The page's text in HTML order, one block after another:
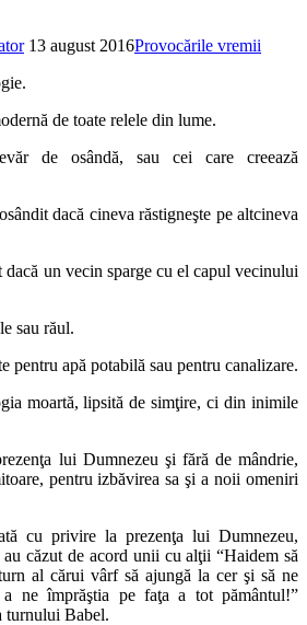
13 august 2016Provocările vremii
de toate relele din lume.
de osândă, sau cei care creează
dacă cineva răstigneşte pe altcineva
dacă un vecin sparge cu el capul vecinului
sau răul.
pentru apă potabilă sau pentru canalizare.
moartă, lipsită de simţire, ci din inimile
lui Dumnezeu şi fără de mândrie,
pentru izbăvirea sa şi a noii omeniri
cu privire la prezenţa lui Dumnezeu,
căzut de acord unii cu alţii “Haidem să
al cărui vârf să ajungă la cer şi să ne
ne împrăştia pe faţa a tot pământul!”
turnului Babel.